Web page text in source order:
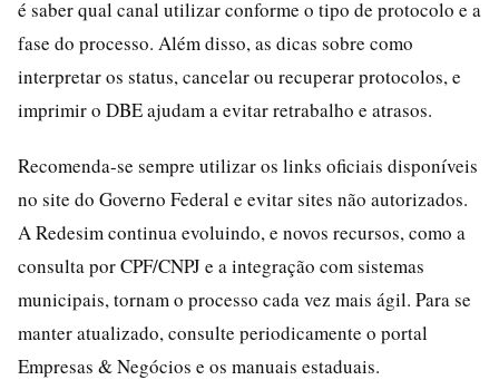
é saber qual canal utilizar conforme o tipo de protocolo e a
fase do processo. Além disso, as dicas sobre como
interpretar os status, cancelar ou recuperar protocolos, e
imprimir o DBE ajudam a evitar retrabalho e atrasos.
Recomenda-se sempre utilizar os links oficiais disponíveis
no site do Governo Federal e evitar sites não autorizados.
A Redesim continua evoluindo, e novos recursos, como a
consulta por CPF/CNPJ e a integração com sistemas
municipais, tornam o processo cada vez mais ágil. Para se
manter atualizado, consulte periodicamente o portal
Empresas & Negócios e os manuais estaduais.